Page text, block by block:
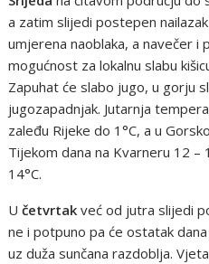
a zatim slijedi postepen
umjerena naoblaka, a navečer i
mogućnost za lokalnu slabu
Zapuhat će slabo jugo, u gorju
jugozapadnjak. Jutarnja
zaleđu Rijeke do 1°C, a u
Tijekom dana na Kvarneru 12 –
14°C.
Učetvrtak već od jutra slijedi
ne i potpuno pa će ostatak
uz duža sunčana razdoblja.